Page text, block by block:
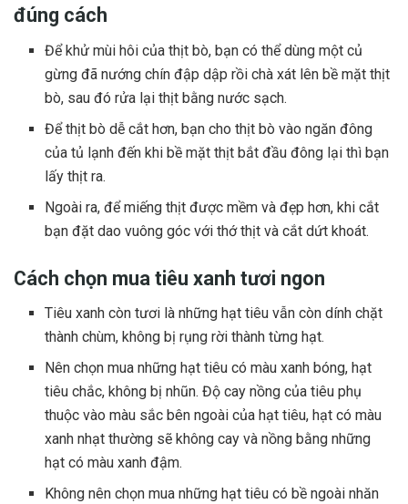
đúng cách
Để khử mùi hôi của thịt bò, bạn có thể dùng một củ
gừng đã nướng chín đập dập rồi chà xát lên bề mặt thịt
bò, sau đó rửa lại thịt bằng nước sạch.
Để thịt bò dễ cắt hơn, bạn cho thịt bò vào ngăn đông
của tủ lạnh đến khi bề mặt thịt bắt đầu đông lại thì bạn
lấy thịt ra.
Ngoài ra, để miếng thịt được mềm và đẹp hơn, khi cắt
bạn đặt dao vuông góc với thớ thịt và cắt dứt khoát.
Cách chọn mua tiêu xanh tươi ngon
Tiêu xanh còn tươi là những hạt tiêu vẫn còn dính chặt
thành chùm, không bị rụng rời thành từng hạt.
Nên chọn mua những hạt tiêu có màu xanh bóng, hạt
tiêu chắc, không bị nhũn. Độ cay nồng của tiêu phụ
thuộc vào màu sắc bên ngoài của hạt tiêu, hạt có màu
xanh nhạt thường sẽ không cay và nồng bằng những
hạt có màu xanh đậm.
Không nên chọn mua những hạt tiêu có bề ngoài nhăn